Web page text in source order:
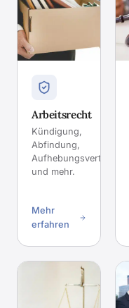
Arbeitsrecht
Kündigung,
Abfindung,
Aufhebungsvertrag
und mehr.
Mehr
erfahren